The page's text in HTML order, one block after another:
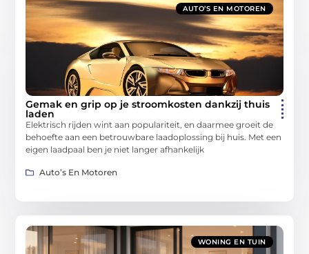
AUTO’S EN MOTOREN
Gemak en grip op je stroomkosten dankzij thuis
laden
Elektrisch rijden wint aan populariteit, en daarmee groeit de
behoefte aan een betrouwbare laadoplossing bij huis. Met een
eigen laadpaal ben je niet langer afhankelijk
Auto’s En Motoren
WONING EN TUIN